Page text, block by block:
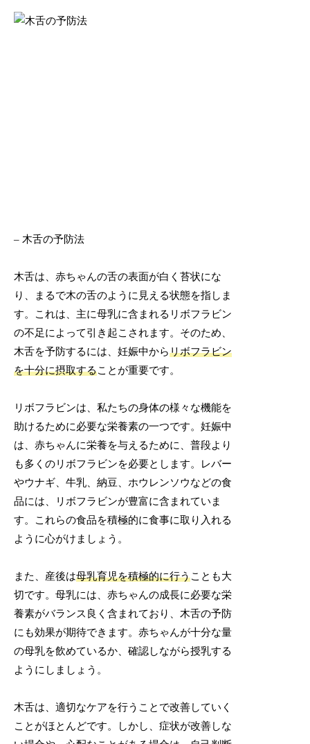
– 木舌の予防法
木舌は、赤ちゃんの舌の表面が白く苔状にな
り、まるで木の舌のように見える状態を指しま
す。これは、主に母乳に含まれるリボフラビン
の不足によって引き起こされます。そのため、
木舌を予防するには、妊娠中からリボフラビン
を十分に摂取することが重要です。
リボフラビンは、私たちの身体の様々な機能を
助けるために必要な栄養素の一つです。妊娠中
は、赤ちゃんに栄養を与えるために、普段より
も多くのリボフラビンを必要とします。レバー
やウナギ、牛乳、納豆、ホウレンソウなどの食
品には、リボフラビンが豊富に含まれていま
す。これらの食品を積極的に食事に取り入れる
ように心がけましょう。
また、産後は母乳育児を積極的に行うことも大
切です。母乳には、赤ちゃんの成長に必要な栄
養素がバランス良く含まれており、木舌の予防
にも効果が期待できます。赤ちゃんが十分な量
の母乳を飲めているか、確認しながら授乳する
ようにしましょう。
木舌は、適切なケアを行うことで改善していく
ことがほとんどです。しかし、症状が改善しな